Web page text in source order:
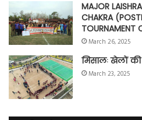
MAJOR
CHAKRA
TOURNAMENT
March 26, 2025
मिसालः खेलों
March 23, 2025